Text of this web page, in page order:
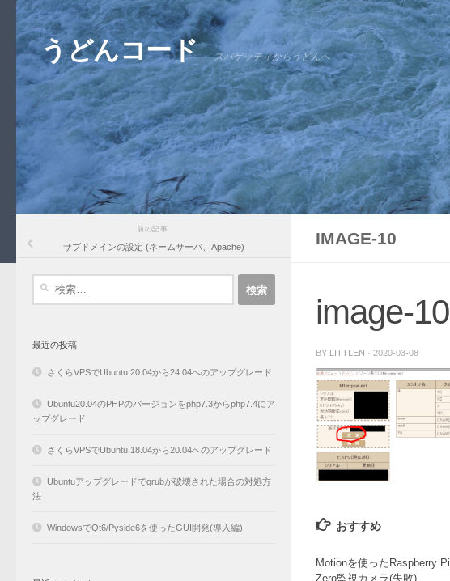
コンテンツへスキップ
うどんコード スパゲッティからうどんへ
IMAGE-10
image-10
BY LITTLEN · 2020-03-08
おすすめ
Motionを使ったRaspberry Pi
Zero監視カメラ(失敗)
前の記事
サブドメインの設定 (ネームサーバ、Apache)
最近の投稿
さくらVPSでUbuntu 20.04から24.04へのアップグレード
Ubuntu20.04のPHPのバージョンをphp7.3からphp7.4にア
ップグレード
さくらVPSでUbuntu 18.04から20.04へのアップグレード
Ubuntuアップグレードでgrubが破壊された場合の対処方
法
WindowsでQt6/Pyside6を使ったGUI開発(導入編)